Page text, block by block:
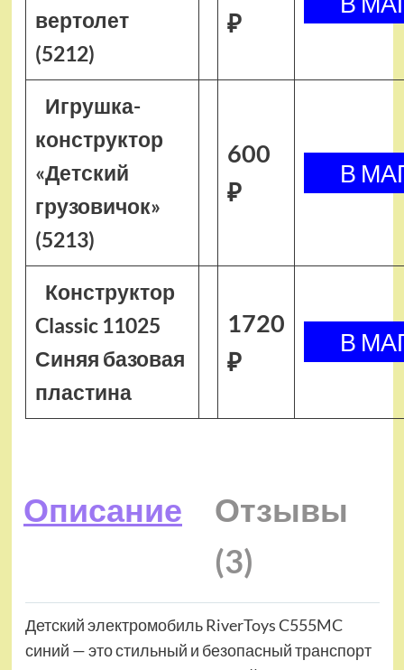
вертолет
(5212)
₽
Игрушка-
конструктор
«Детский
грузовичок»
(5213)
600
₽
Конструктор
Classic 11025
Синяя базовая
пластина
1720
₽
Описание
Отзывы
(3)
Детский электромобиль RiverToys C555MC
синий — это стильный и безопасный транспорт